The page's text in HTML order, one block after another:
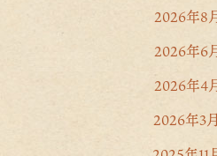
2026年8
2026年6
2026年4
2026年3月